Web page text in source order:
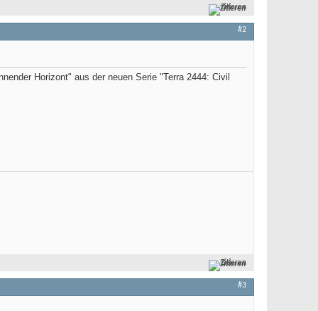
Zitieren
#2
Horizont" aus der neuen Serie "Terra 2444: Civil
Zitieren
#3